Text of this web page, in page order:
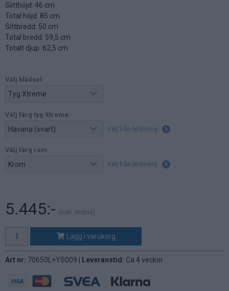
Siitthöjd: 46 cm
Total höjd: 85 cm
Sittbredd: 50 cm
Total bredd: 59,5 cm
Totalt djup: 62,5 cm
Välj klädsel:
Välj färg tyg Xtreme:
Välj från bildmeny
Välj färg ram:
Välj från bildmeny
5.445:- (exkl. moms)
Lägg i varukorg
Art nr: 70650L+YS009 | Leveranstid: Ca 4 veckor